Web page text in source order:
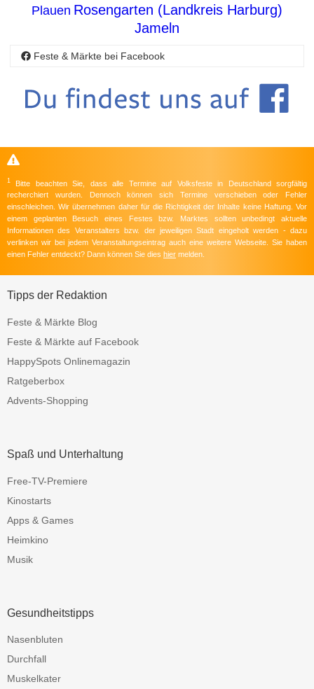
Plauen Rosengarten (Landkreis Harburg)
Jameln
Feste & Märkte bei Facebook
1
Bitte beachten Sie, dass alle Termine auf Volksfeste in Deutschland sorgfältig
recherchiert wurden. Dennoch können sich Termine verschieben oder Fehler
einschleichen. Wir übernehmen daher für die Richtigkeit der Inhalte keine Haftung. Vor
einem geplanten Besuch eines Festes bzw. Marktes sollten unbedingt aktuelle
Informationen des Veranstalters bzw. der jeweiligen Stadt eingeholt werden - dazu
verlinken wir bei jedem Veranstaltungseintrag auch eine weitere Webseite. Sie haben
einen Fehler entdeckt? Dann können Sie dies hier melden.
Tipps der Redaktion
Feste & Märkte Blog
Feste & Märkte auf Facebook
HappySpots Onlinemagazin
Ratgeberbox
Advents-Shopping
Spaß und Unterhaltung
Free-TV-Premiere
Kinostarts
Apps & Games
Heimkino
Musik
Gesundheitstipps
Nasenbluten
Durchfall
Muskelkater